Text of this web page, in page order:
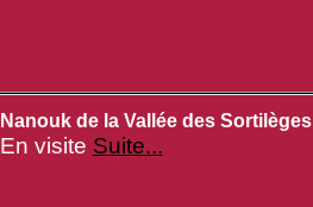
Nanouk de la Vallée des Sortilèges
En visite Suite...